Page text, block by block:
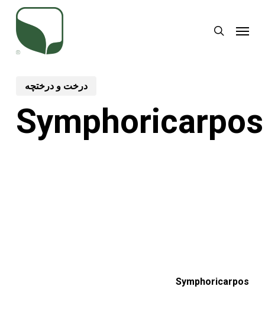
main
search
درخت و درختچه
Symphoricarpos
Symphoricarpos